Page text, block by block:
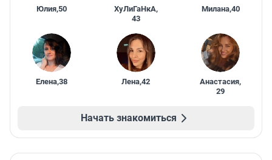
Юлия,50 ХуЛиГаНкА,
43
Милана,40
Елена,38 Лена,42 Анастасия,
29
Начать знакомиться